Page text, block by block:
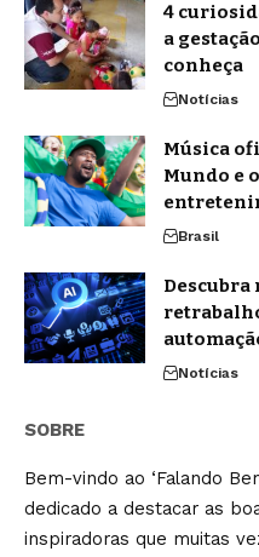
4
a
conheça
Notícias
Música
Mundo e
Brasil
Notícias
SOBRE
Bem-vindo ao ‘Falando
dedicado a destacar as
inspiradoras que muitas